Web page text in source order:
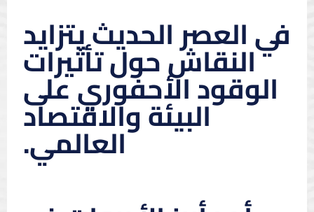
في العصر الحديث يتزايد
النقاش حول تأثيرات
الوقود الأحفوري على
البيئة والاقتصاد
العالمي.